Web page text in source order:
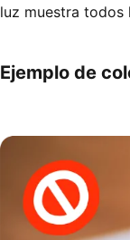
luz muestra todos
Ejemplo de